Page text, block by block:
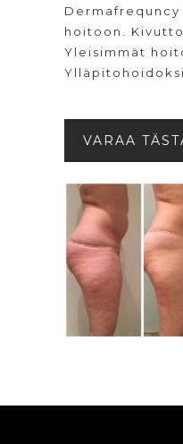
hoitoon.
Yleisimmät
VARAA